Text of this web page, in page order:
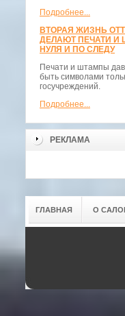
Подробнее...
ВТОРАЯ ЖИЗНЬ
ДЕЛАЮТ ПЕЧАТИ
НУЛЯ И ПО СЛЕДУ
Печати и штампы
быть символами
госучреждений.
Подробнее...
РЕКЛАМА
ГЛАВНАЯ О